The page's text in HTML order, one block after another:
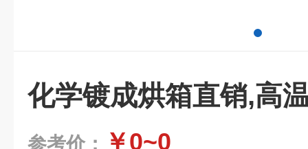
化学镀成烘箱直销,高
参考价： ￥0~0